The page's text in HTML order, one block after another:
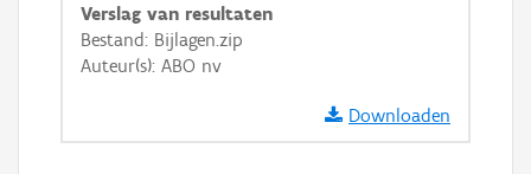
GRB-Basiskaart
GRB-Basiskaart in grijswaarden
Verslag van resultaten
Bestand: Bijlagen.zip
Auteur(s): ABO nv
Downloaden